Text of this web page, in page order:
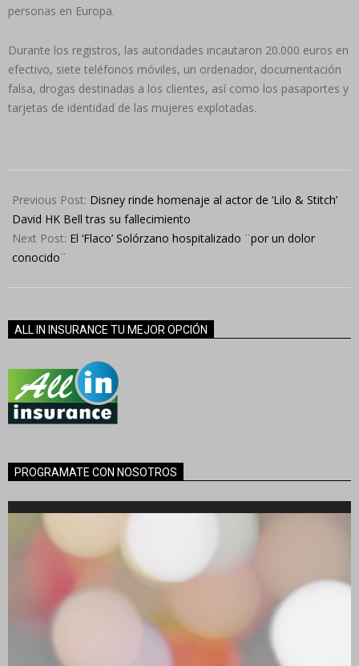
personas en Europa.
Durante los registros, las autoridades incautaron 20.000 euros en
efectivo, siete teléfonos móviles, un ordenador, documentación
falsa, drogas destinadas a los clientes, así como los pasaportes y
tarjetas de identidad de las mujeres explotadas.
06-
18
Previous Post: Disney rinde homenaje al actor de ‘Lilo & Stitch’
David HK Bell tras su fallecimiento
Next Post: El ‘Flaco’ Solórzano hospitalizado ¨por un dolor
conocido¨
ALL IN INSURANCE TU MEJOR OPCIÓN
PROGRAMATE CON NOSOTROS
Reproductor